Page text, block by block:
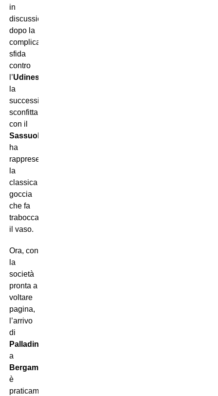
in
discussione
dopo la
complicata
sfida
contro
l’Udinese
la
successiva
sconfitta
con il
Sassuolo
ha
rappresentato
la
classica
goccia
che fa
traboccare
il vaso.
Ora, con
la
società
pronta a
voltare
pagina,
l’arrivo
di
Palladino
a
Bergamo
è
praticamente